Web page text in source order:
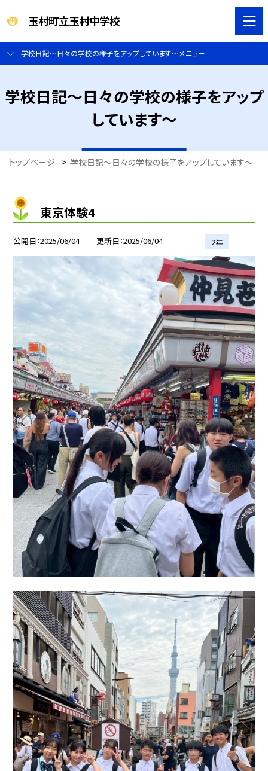
玉村町立玉村中学校
学校日記～日々の学校の様子をアップしています～メニュー
学校日記～日々の学校の様子をアップ
しています～
トップページ > 学校日記～日々の学校の様子をアップしています～
東京体験4
公開日 2025/06/04 更新日 2025/06/04 ２年